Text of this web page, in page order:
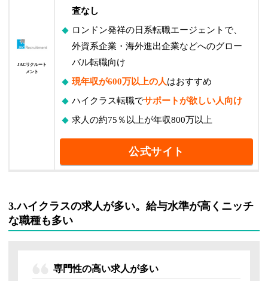
JACリクルート
メント
査なし
ロンドン発祥の日系転職エージェントで、
外資系企業・海外進出企業などへのグロー
バル転職向け
現年収が600万以上の人はおすすめ
ハイクラス転職でサポートが欲しい人向け
求人の約75％以上が年収800万以上
公式サイト
3.ハイクラスの求人が多い。給与水準が高くニッチ
な職種も多い
専門性の高い求人が多い